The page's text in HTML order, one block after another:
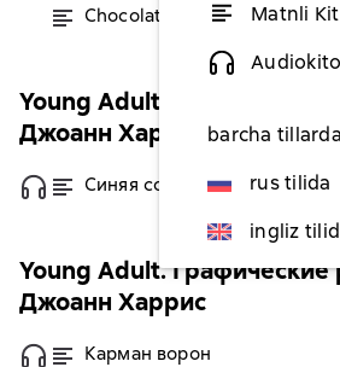
Matnli
barcha tillarda
rus tilida
ingliz
Chocolat / Шоколад
Young Adult.
Джоанн Харрис
Синяя соляная тропа
Young Adult.
Джоанн Харрис
Карман ворон